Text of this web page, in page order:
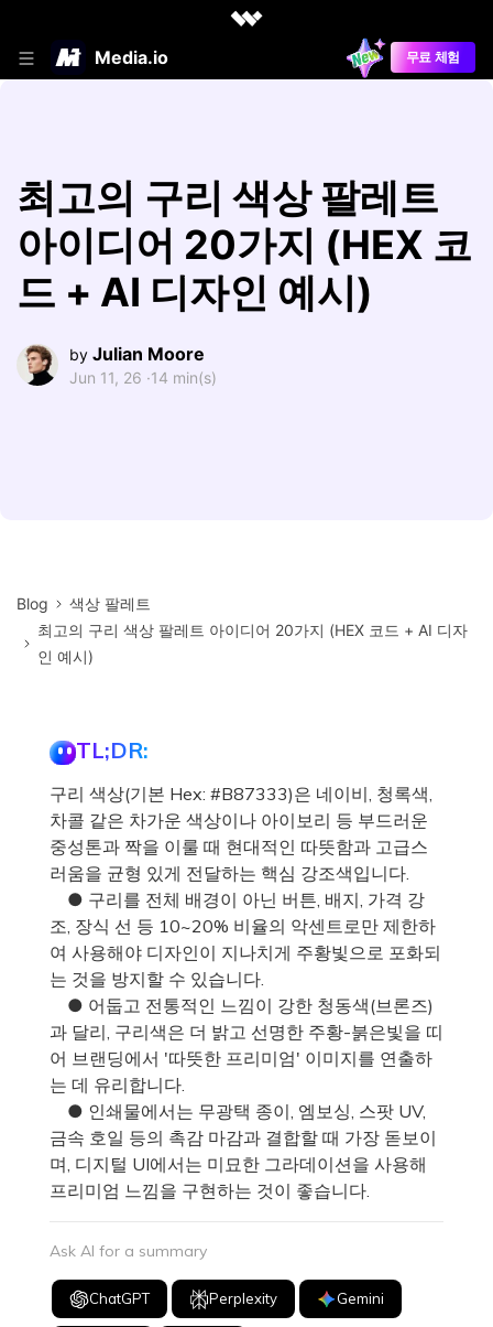
Media.io 무료 체험
최고의 구리 색상 팔레트
아이디어 20가지 (HEX 코
드 + AI 디자인 예시)
by Julian Moore
Jun 11, 26 ·14 min(s)
Blog
색상 팔레트
최고의 구리 색상 팔레트 아이디어 20가지 (HEX 코드 + AI 디자
인 예시)
TL;DR:
구리 색상(기본 Hex: #B87333)은 네이비, 청록색,
차콜 같은 차가운 색상이나 아이보리 등 부드러운
중성톤과 짝을 이룰 때 현대적인 따뜻함과 고급스
러움을 균형 있게 전달하는 핵심 강조색입니다.
● 구리를 전체 배경이 아닌 버튼, 배지, 가격 강
조, 장식 선 등 10~20% 비율의 악센트로만 제한하
여 사용해야 디자인이 지나치게 주황빛으로 포화되
는 것을 방지할 수 있습니다.
● 어둡고 전통적인 느낌이 강한 청동색(브론즈)
과 달리, 구리색은 더 밝고 선명한 주황-붉은빛을 띠
어 브랜딩에서 '따뜻한 프리미엄' 이미지를 연출하
는 데 유리합니다.
● 인쇄물에서는 무광택 종이, 엠보싱, 스팟 UV,
금속 호일 등의 촉감 마감과 결합할 때 가장 돋보이
며, 디지털 UI에서는 미묘한 그라데이션을 사용해
프리미엄 느낌을 구현하는 것이 좋습니다.
Ask AI for a summary
ChatGPT Perplexity Gemini